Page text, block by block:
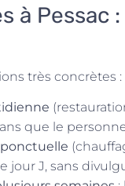
à Pessac
très concrètes :
que le
jour J, sans